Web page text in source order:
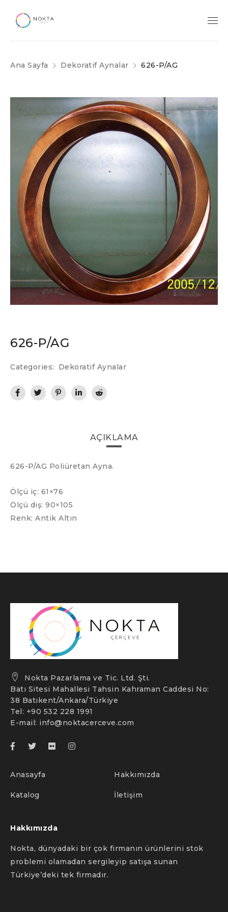
Ana Sayfa Dekoratif Aynalar 626-P/AG
626-P/AG
Categories: Dekoratif Aynalar
AÇIKLAMA
626-P/AG Poliüretan Ayna.
Ölçü iç: 61×76
Ölçü dış: 90×105
Renk: Antik Altın
Nokta Pazarlama ve Tic. Ltd. Şti.
Batı Sitesi Mahallesi Tahsin Kahraman Caddesi No:
38 Batıkent/Ankara/Türkiye
Tel: +90 532 228 1991
E-mail: info@noktacerceve.com
Anasayfa Hakkımızda
Katalog İletişim
Hakkımızda
Nokta, dünyadaki bir çok firmanın ürünlerini stok
problemi olamadan sergileyip satışa sunan
Türkiye’deki tek firmadır.